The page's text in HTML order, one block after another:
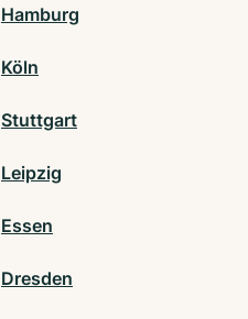
Hamburg
Köln
Stuttgart
Leipzig
Essen
Dresden